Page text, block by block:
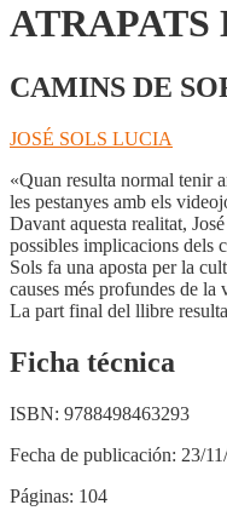
CAMINS DE
JOSÉ SOLS LUCIA
«Quan resulta normal tenir
les pestanyes amb els
Davant aquesta realitat,
possibles implicacions dels
Sols fa una aposta per la
causes més profundes de la
La part final del llibre
Ficha técnica
ISBN: 9788498463293
Fecha de publicación: 23/
Páginas: 104